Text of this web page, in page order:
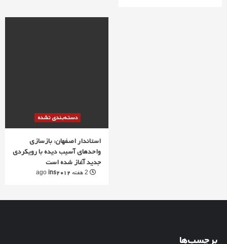
دسته‌بندی نشده
استاندار اصفهان: بازسازی
واحدهای آسیب دیده با رویکردی
جدید آغاز شده است
ins2012
برچسب‌ها